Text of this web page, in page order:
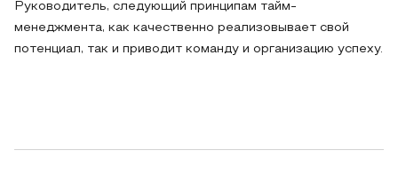
Руководитель, следующий принципам тайм-
менеджмента, как качественно реализовывает свой
потенциал, так и приводит команду и организацию успеху.